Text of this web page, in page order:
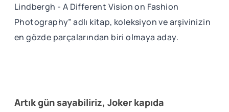
Lindbergh - A Different Vision on Fashion
Photography” adlı kitap, koleksiyon ve arşivinizin
en gözde parçalarından biri olmaya aday.
Artık gün sayabiliriz, Joker kapıda